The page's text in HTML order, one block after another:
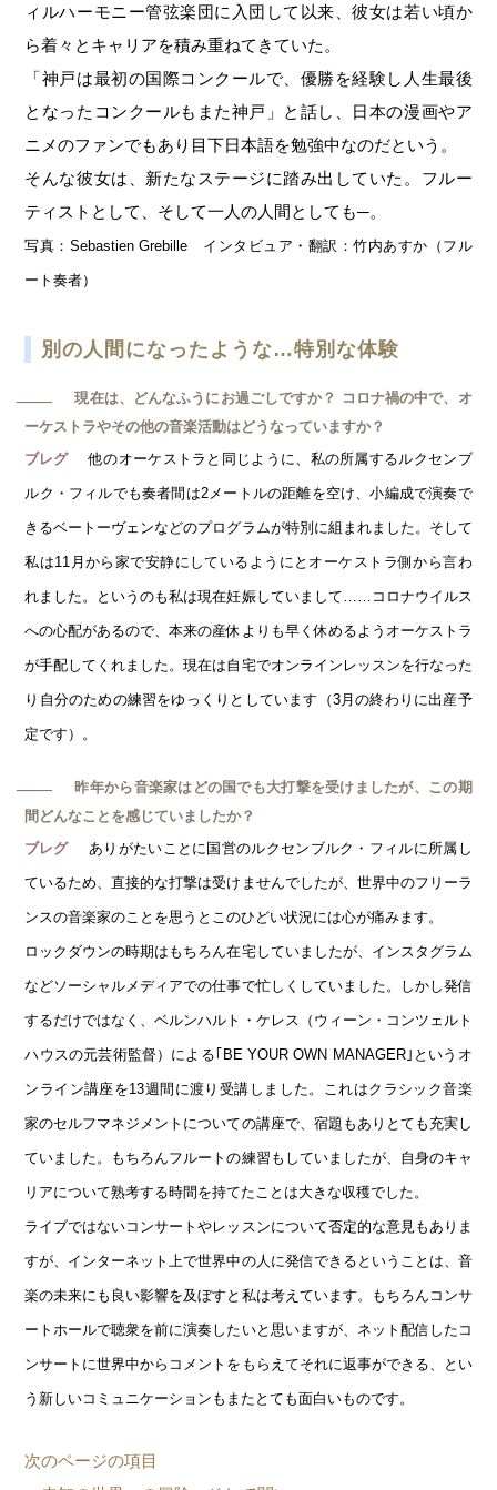
ィルハーモニー管弦楽団に入団して以来、彼女は若い頃か
ら着々とキャリアを積み重ねてきていた。
「神戸は最初の国際コンクールで、優勝を経験し人生最後
となったコンクールもまた神戸」と話し、日本の漫画やア
ニメのファンでもあり目下日本語を勉強中なのだという。
そんな彼女は、新たなステージに踏み出していた。フルー
ティストとして、そして一人の人間としても─。
写真：Sebastien Grebille インタビュア・翻訳：竹内あすか（フル
ート奏者）
別の人間になったような…特別な体験
─
現在は、どんなふうにお過ごしですか？ コロナ禍の中で、オ
ーケストラやその他の音楽活動はどうなっていますか？
ブレグ
他のオーケストラと同じように、私の所属するルクセンブ
ルク・フィルでも奏者間は2メートルの距離を空け、小編成で演奏で
きるベートーヴェンなどのプログラムが特別に組まれました。そして
私は11月から家で安静にしているようにとオーケストラ側から言わ
れました。というのも私は現在妊娠していまして……コロナウイルス
への心配があるので、本来の産休よりも早く休めるようオーケストラ
が手配してくれました。現在は自宅でオンラインレッスンを行なった
り自分のための練習をゆっくりとしています（3月の終わりに出産予
定です）。
─
昨年から音楽家はどの国でも大打撃を受けましたが、この期
間どんなことを感じていましたか？
ブレグ
ありがたいことに国営のルクセンブルク・フィルに所属し
ているため、直接的な打撃は受けませんでしたが、世界中のフリーラ
ンスの音楽家のことを思うとこのひどい状況には心が痛みます。
ロックダウンの時期はもちろん在宅していましたが、インスタグラム
などソーシャルメディアでの仕事で忙しくしていました。しかし発信
するだけではなく、ベルンハルト・ケレス（ウィーン・コンツェルト
ハウスの元芸術監督）による｢BE YOUR OWN MANAGER｣というオ
ンライン講座を13週間に渡り受講しました。これはクラシック音楽
家のセルフマネジメントについての講座で、宿題もありとても充実し
ていました。もちろんフルートの練習もしていましたが、自身のキャ
リアについて熟考する時間を持てたことは大きな収穫でした。
ライブではないコンサートやレッスンについて否定的な意見もありま
すが、インターネット上で世界中の人に発信できるということは、音
楽の未来にも良い影響を及ぼすと私は考えています。もちろんコンサ
ートホールで聴衆を前に演奏したいと思いますが、ネット配信したコ
ンサートに世界中からコメントをもらえてそれに返事ができる、とい
う新しいコミュニケーションもまたとても面白いものです。
次のページの項目